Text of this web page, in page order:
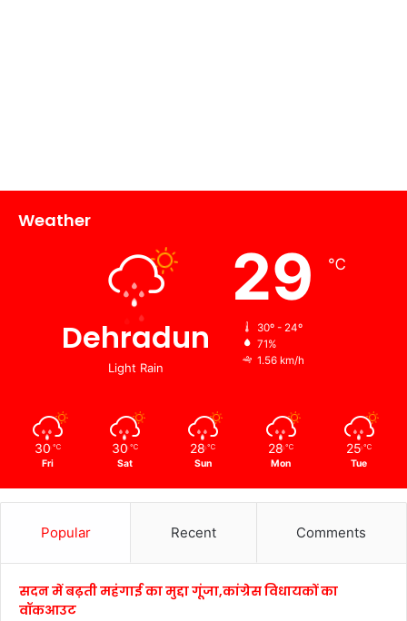
Weather
Dehradun
Light Rain
29 ℃
30º - 24º
71%
1.56 km/h
30 ℃
Fri
30 ℃
Sat
28 ℃
Sun
28 ℃
Mon
25 ℃
Tue
Popular Recent Comments
सदन में बढ़ती महंगाई का मुद्दा गूंजा,कांग्रेस विधायकों का
वॉकआउट